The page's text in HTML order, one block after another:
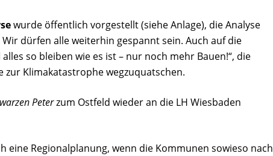
wurde öffentlich vorgestellt (siehe Anlage), die Analyse
dürfen alle weiterhin gespannt sein. Auch auf die
so bleiben wie es ist – nur noch mehr Bauen!“, die
zur Klimakatastrophe wegzuquatschen.
Peterzum Ostfeld wieder an die LH Wiesbaden
eine Regionalplanung, wenn die Kommunen sowieso nach